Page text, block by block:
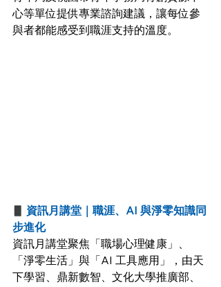
心等單位提供專業諮詢建議，讓每位參
與者都能感受到職涯支持的溫度。
▋ 資訊月講堂｜職涯、AI 與淨零知識同
步進化
資訊月講堂聚焦「職場心理健康」、
「淨零生活」與「AI 工具應用」，由天
下學習、鼎新數智、文化大學推廣部、